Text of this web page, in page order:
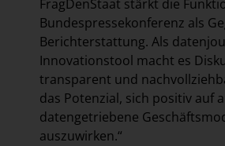
FragDenStaat stärkt die
Bundespressekonferenz als
Berichterstattung. Als
Innovationstool macht es
transparent und
das Potenzial, sich positiv auf
datengetriebene
auszuwirken.“